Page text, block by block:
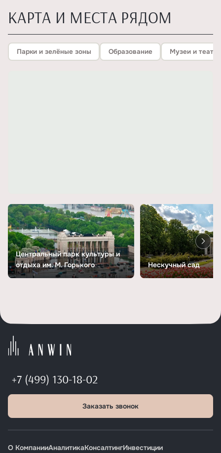
КАРТА И МЕСТА РЯДОМ
Парки и зелёные зоны Образование Музеи и
Центральный парк культуры и
отдыха им. М. Горького
Нескучный сад
+7 (499) 130-18-02
Заказать звонок
О КомпанииАналитикаКонсалтингИнвестиции